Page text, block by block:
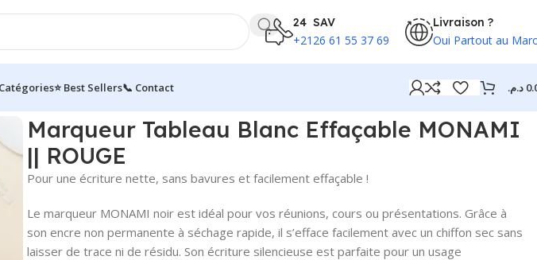
24 SAV
+2126 61 55 37 69
Livraison ?
Oui Partout au
⭐ Best Sellers📞 Contact د.م.
Marqueur Tableau Blanc Effaçable MONAMI
|| ROUGE
Pour une écriture nette, sans bavures et facilement effaçable !
Le marqueur MONAMI noir est idéal pour vos réunions, cours ou présentations. Grâce à
son encre non permanente à séchage rapide, il s’efface facilement avec un chiffon sec sans
laisser de trace ni de résidu. Son écriture silencieuse est parfaite pour un usage